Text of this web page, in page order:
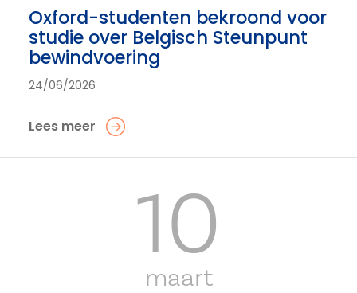
Oxford-studenten bekroond voor
studie over Belgisch Steunpunt
bewindvoering
24/06/2026
Lees meer
10
maart